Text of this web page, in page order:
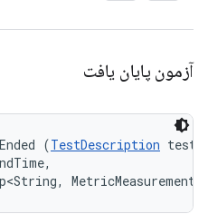
آزمون پایان یافت
(TestDescription